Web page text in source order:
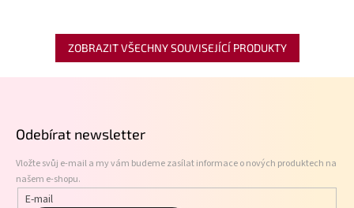
ZOBRAZIT VŠECHNY SOUVISEJÍCÍ PRODUKTY
Odebírat newsletter
Vložte svůj e-mail a my vám budeme zasílat informace o nových produktech na
našem e-shopu.
E-mail